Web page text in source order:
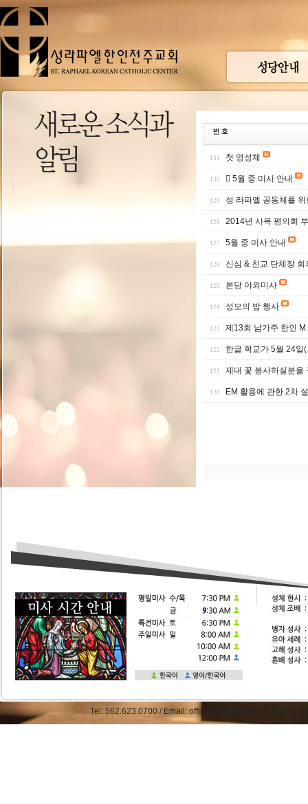
131 첫 영성체
130  5월 중 미사 안내
129 성 라파엘 공동체를
128 2014년 사목 평의회
127 5월 중 미사 안내
126 신심 & 친교 단체장 회
125 본당 야외미사
124 성모의 밤 행사
123 제13회 남가주 한인
122 한글 학교가 5월 24
121 제대 꽃 봉사하실분을
120 EM 활용에 관한 2차
Tel: 562.623.0700 / Email: office@straphaelkcc.org /